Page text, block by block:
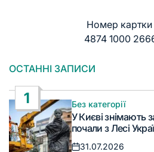
Номер картки
4874 1000
ОСТАННІ ЗАПИСИ
1
Опублікувати
у
Без категорії
У Києві знімають
почали з Лесі
31.07.2026